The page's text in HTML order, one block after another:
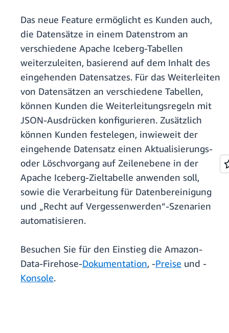
Das neue Feature ermöglicht es Kunden auch,
die Datensätze in einem Datenstrom an
verschiedene Apache Iceberg-Tabellen
weiterzuleiten, basierend auf dem Inhalt des
eingehenden Datensatzes. Für das Weiterleiten
von Datensätzen an verschiedene Tabellen,
können Kunden die Weiterleitungsregeln mit
JSON-Ausdrücken konfigurieren. Zusätzlich
können Kunden festelegen, inwieweit der
eingehende Datensatz einen Aktualisierungs-
oder Löschvorgang auf Zeilenebene in der
Apache Iceberg-Zieltabelle anwenden soll,
sowie die Verarbeitung für Datenbereinigung
und „Recht auf Vergessenwerden“-Szenarien
automatisieren.
Besuchen Sie für den Einstieg die Amazon-
Data-Firehose-Dokumentation, -Preise und -
Konsole.